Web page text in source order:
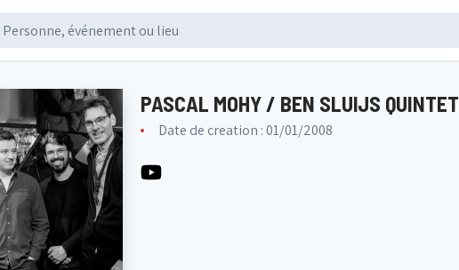
PASCAL MOHY / BEN SLUIJS QUINTET
Date de creation : 01/01/2008